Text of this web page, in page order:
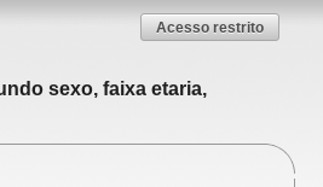
Acesso restrito
sexo, faixa etaria,